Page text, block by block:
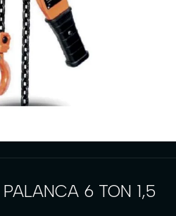
6 TON 1,5